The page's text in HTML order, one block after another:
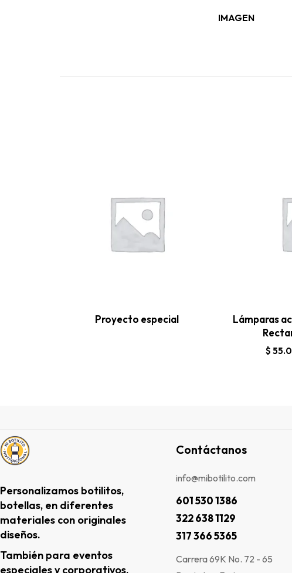
IMAGEN
Proyecto especial
Lámparas
$
Personalizamos botilitos,
botellas, en diferentes
materiales con originales
diseños.
También para eventos
especiales y corporativos.
Contáctanos
info@mibotilito.com
601 530 1386
322 638 1129
317 366 5365
Carrera 69K No. 72 - 65